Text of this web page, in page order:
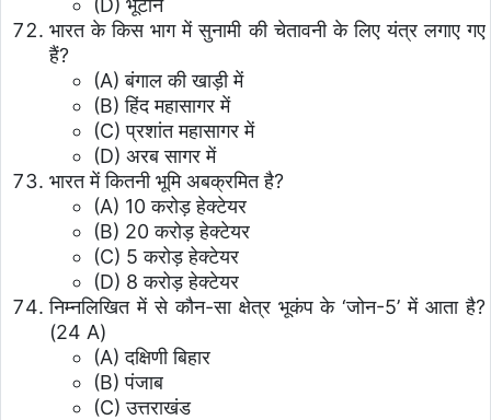
भारत के किस भाग में सुनामी की चेतावनी के लिए यंत्र लगाए गए
हैं?
(A) बंगाल की खाड़ी में
(B) हिंद महासागर में
(C) प्रशांत महासागर में
(D) अरब सागर में
भारत में कितनी भूमि अबक्रमित है?
(A) 10 करोड़ हेक्टेयर
(B) 20 करोड़ हेक्टेयर
(C) 5 करोड़ हेक्टेयर
(D) 8 करोड़ हेक्टेयर
निम्नलिखित में से कौन-सा क्षेत्र भूकंप के ‘जोन-5’ में आता है?
(24 A)
(A) दक्षिणी बिहार
(B) पंजाब
(C) उत्तराखंड